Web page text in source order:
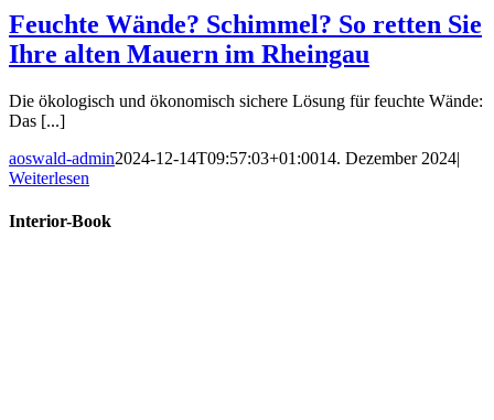
Feuchte Wände? Schimmel? So retten Sie
Ihre alten Mauern im Rheingau
Die ökologisch und ökonomisch sichere Lösung für feuchte Wände:
Das [...]
aoswald-admin2024-12-14T09:57:03+01:0014. Dezember 2024|
Weiterlesen
Interior-Book